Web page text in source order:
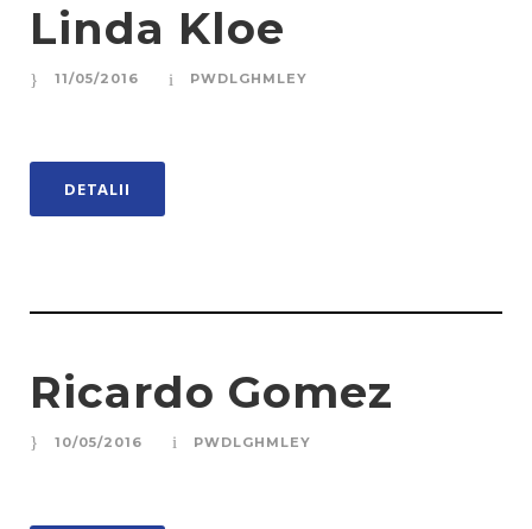
Linda Kloe
11/05/2016 PWDLGHMLEY
DETALII
Ricardo Gomez
10/05/2016 PWDLGHMLEY